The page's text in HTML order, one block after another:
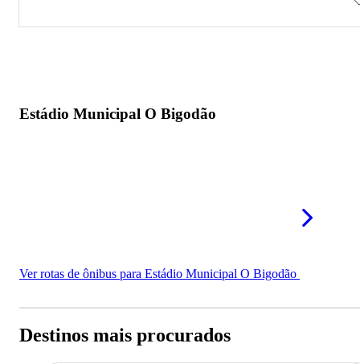
Estádio Municipal O Bigodão
Ver rotas de ônibus para Estádio Municipal O Bigodão
Destinos mais procurados